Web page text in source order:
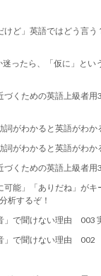
けど」英語ではどう言
ったら、「仮に」とい
づくための英語上級者
がわかると英語がわ
詞がわかると英語がわ
づくための英語上級者
可能」「ありだね」が
析するぞ！
」で聞けない理由 003
」で聞けない理由 002